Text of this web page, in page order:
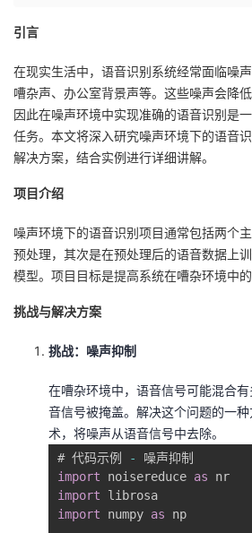
页
开
发
者
我
的
博
客
我
的
论
我
的
我
的
开
发
者
学
堂
我
的
Programs
我
的
支
持
我
的
我
引言
在现实生活中，语音识别系统经常面临噪
嘈杂声、办公室背景声等。这些噪声会降
因此在噪声环境中实现准确的语音识别是
任务。本文将深入研究噪声环境下的语音
解决方案，结合实例进行详细讲解。
项目介绍
噪声环境下的语音识别项目通常包括两个
预处理，其次是在预处理后的语音数据上
模型。项目目标是提高系统在嘈杂环境中的
挑战与解决方案
挑战：噪声抑制
在嘈杂环境中，语音信号可能混合
音信号被掩盖。解决这个问题的一
术，将噪声从语音信号中去除。
# 代码示例 -
import noisereduce as
import
import numpy as np